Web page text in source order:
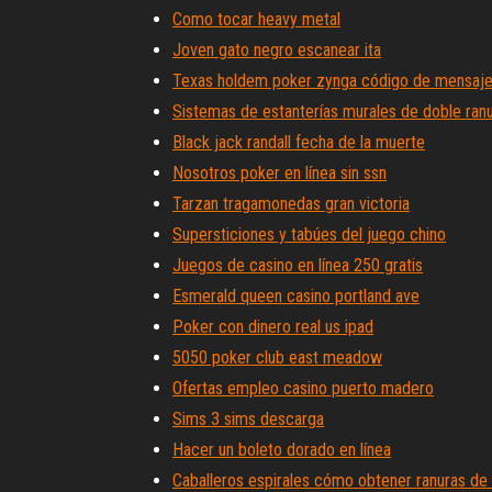
Como tocar heavy metal
Joven gato negro escanear ita
Texas holdem poker zynga código de
Sistemas de estanterías murales de doble
Black jack randall fecha de la muerte
Nosotros poker en línea sin ssn
Tarzan tragamonedas gran victoria
Supersticiones y tabúes del juego chino
Juegos de casino en línea 250 gratis
Esmerald queen casino portland ave
Poker con dinero real us ipad
5050 poker club east meadow
Ofertas empleo casino puerto madero
Sims 3 sims descarga
Hacer un boleto dorado en línea
Caballeros espirales cómo obtener ranuras